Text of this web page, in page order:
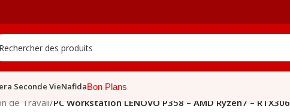
Seconde VieNafidaBon Plans
de Travail/PC Workstation LENOVO P358 – AMD Ryzen7 –